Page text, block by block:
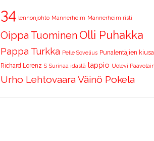
34 lennonjohto Mannerheim Mannerheim risti
Oippa Tuominen Olli Puhakka
Pappa Turkka Pelle Sovelius Punalentäjien
Richard Lorenz S Surinaa idästä tappio Uolevi
Urho Lehtovaara Väinö Pokela